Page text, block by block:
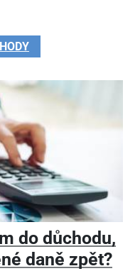
do důchodu,
daně zpět?